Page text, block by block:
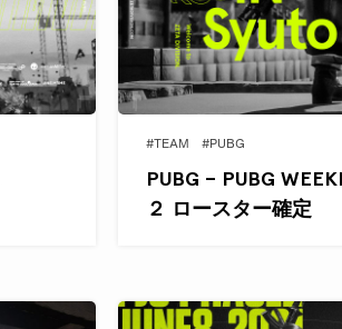
#TEAM #PUBG
PUBG – PUBG
２ ロースター確定